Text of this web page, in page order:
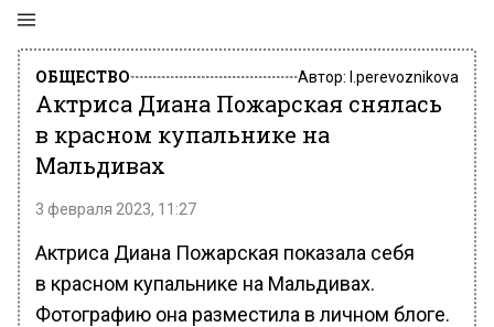
ОБЩЕСТВО Автор: l.perevoznikova
Актриса Диана Пожарская снялась
в красном купальнике на
Мальдивах
3 февраля 2023, 11:27
Актриса Диана Пожарская показала себя
в красном купальнике на Мальдивах.
Фотографию она разместила в личном блоге.